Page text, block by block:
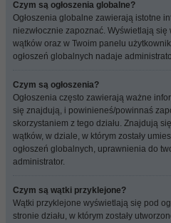
Czym są ogłoszenia globalne?
Ogłoszenia globalne zawierają istotne
niezwłocznie zapoznać. Wyświetlają
wątków oraz w Twoim panelu
ogłoszeń globalnych nadaje
Czym są ogłoszenia?
Ogłoszenia często zawierają ważne
się znajdują, i powinieneś/powinnaś
skorzystaniem z tego działu. Znajdują
wątków, w dziale, w którym zostały
ogłoszeń globalnych, uprawnienia do
administrator.
Czym są wątki przyklejone?
Wątki przyklejone wyświetlają się pod
stronie działu, w którym zostały